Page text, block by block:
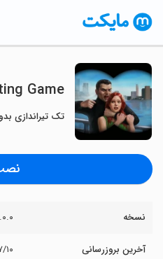
Game
تک تیراندازی
نسخه
آخرین بروزرسانی